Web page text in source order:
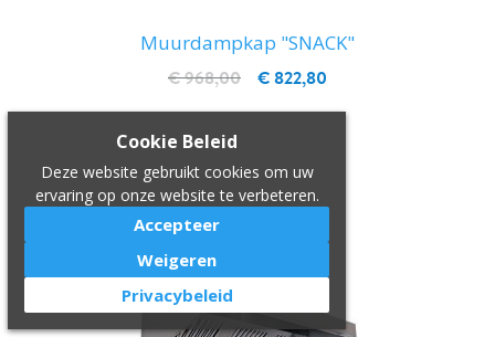
Muurdampkap "SNACK"
€ 822,80
€ 968,00
IN WINKELWAGEN
Cookie Beleid
Deze website gebruikt cookies om uw
ervaring op onze website te verbeteren.
Accepteer
Weigeren
Privacybeleid